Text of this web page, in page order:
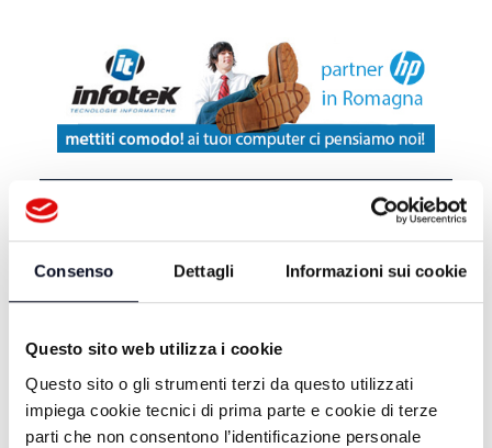
Consenso Dettagli Informazioni sui cookie
Questo sito web utilizza i cookie
Questo sito o gli strumenti terzi da questo utilizzati
impiega cookie tecnici di prima parte e cookie di terze
parti che non consentono l’identificazione personale
PANORAMA BASKET -
PANORAMA BASKET -
PANORAMA BASKET -